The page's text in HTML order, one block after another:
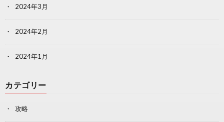
2024年3月
2024年2月
2024年1月
カテゴリー
攻略